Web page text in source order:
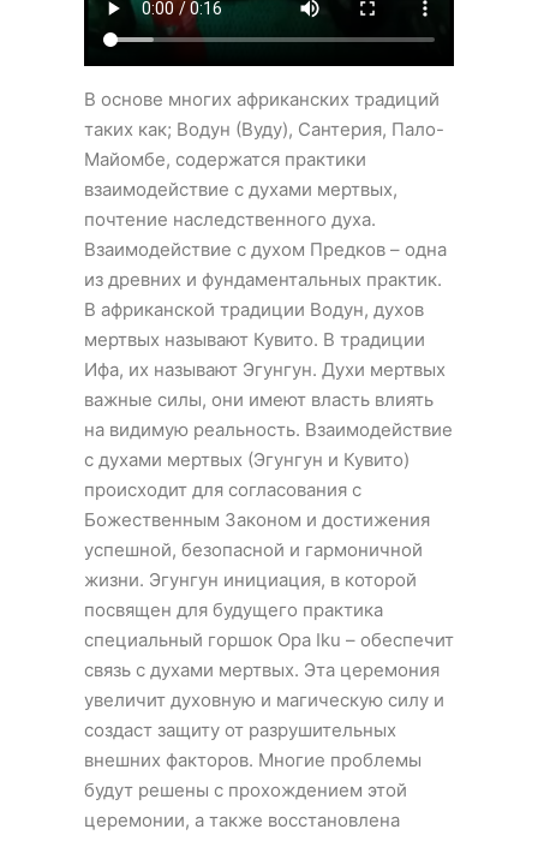
В основе многих африканских традиций
таких как; Водун (Вуду), Сантерия, Пало-
Майомбе, содержатся практики
взаимодействие с духами мертвых,
почтение наследственного духа.
Взаимодействие с духом Предков – одна
из древних и фундаментальных практик.
В африканской традиции Водун, духов
мертвых называют Кувито. В традиции
Ифа, их называют Эгунгун. Духи мертвых
важные силы, они имеют власть влиять
на видимую реальность. Взаимодействие
с духами мертвых (Эгунгун и Кувито)
происходит для согласования с
Божественным Законом и достижения
успешной, безопасной и гармоничной
жизни. Эгунгун инициация, в которой
посвящен для будущего практика
специальный горшок Opa Iku – обеспечит
связь с духами мертвых. Эта церемония
увеличит духовную и магическую силу и
создаст защиту от разрушительных
внешних факторов. Многие проблемы
будут решены с прохождением этой
церемонии, а также восстановлена